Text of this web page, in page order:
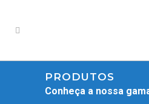
PRODUTOS
Conheça a nossa